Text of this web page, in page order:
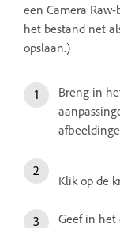
een Camera
het bestand net
opslaan.)
Breng in
Klik op de
Geef in het